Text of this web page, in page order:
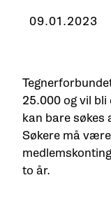
09.01.2023
25.000 og vil
kan bare søkes
Søkere må
to år.